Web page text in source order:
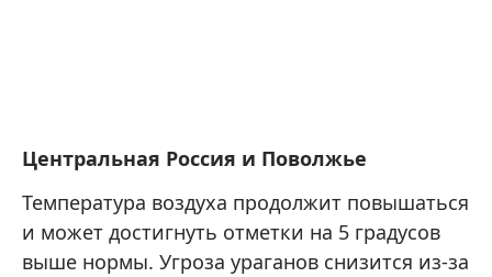
Центральная Россия и Поволжье
Температура воздуха продолжит повышаться
и может достигнуть отметки на 5 градусов
выше нормы. Угроза ураганов снизится из-за